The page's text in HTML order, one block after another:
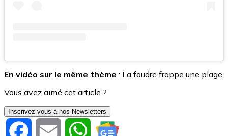
En vidéo sur le même thème : La foudre frappe une plage
Vous avez aimé cet article ?
Inscrivez-vous à nos Newsletters
Facebook Email WhatsApp